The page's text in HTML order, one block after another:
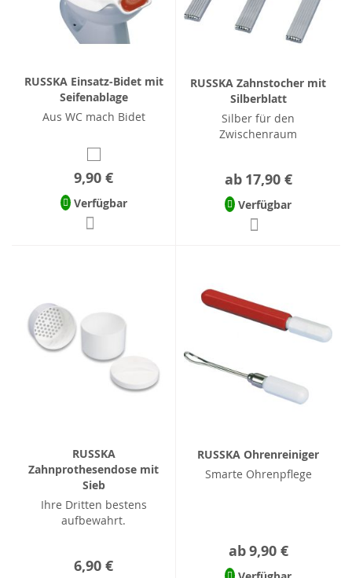
RUSSKA Einsatz-Bidet mit
Seifenablage
Aus WC mach Bidet
9,90 €
Verfügbar
RUSSKA Zahnstocher mit
Silberblatt
Silber für den
Zwischenraum
ab 17,90 €
Verfügbar
RUSSKA
Zahnprothesendose mit
Sieb
Ihre Dritten bestens
aufbewahrt.
6,90 €
RUSSKA Ohrenreiniger
Smarte Ohrenpflege
ab9,90 €